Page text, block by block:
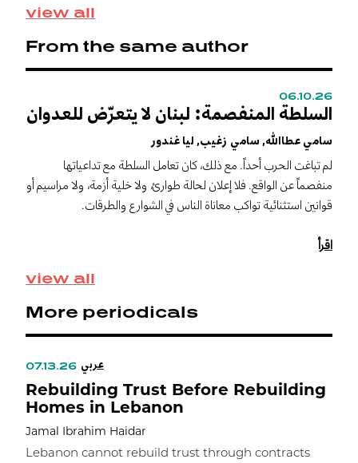
view all
From the same author
view all
06.10.26
السلطة المنفصمة: لبنان لا يتعرّض للعدوان
سامي عطاالله, سامي زغيب, ليا غندور
لم تباغت الحرب أحداً. مع ذلك، كان تعامل السلطة مع تداعياتها
منفصماً عن الواقع. فلا إعلان لحالة طوارئ، ولا خلية أزمة، ولا مراسيم أو
قوانين استثنائية تواكب معاناة الناس في الشوارع والطرقات.
اقرأ
More periodicals
07.13.26 عربي
Rebuilding Trust Before Rebuilding
Homes in Lebanon
Jamal Ibrahim Haidar
Lebanon cannot rebuild trust through contracts